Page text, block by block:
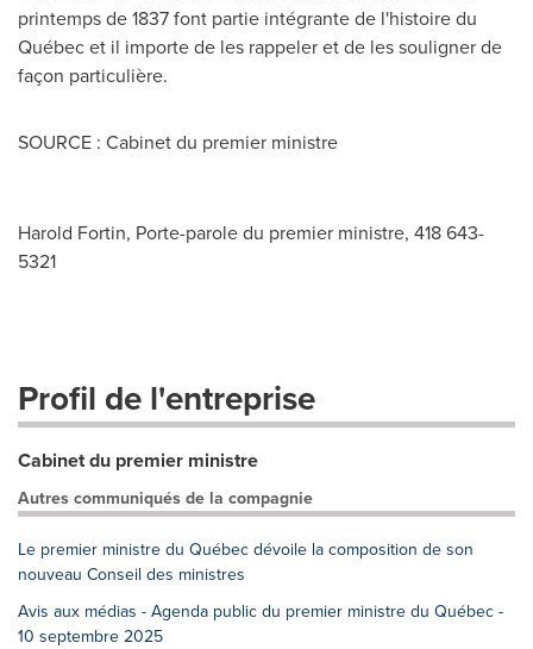
printemps de 1837 font partie intégrante de l'histoire du
Québec et il importe de les rappeler et de les souligner de
façon particulière.
SOURCE : Cabinet du premier ministre
Harold Fortin, Porte-parole du premier ministre, 418 643-
5321
Profil de l'entreprise
Cabinet du premier ministre
Autres communiqués de la compagnie
Le premier ministre du Québec dévoile la composition de son
nouveau Conseil des ministres
Avis aux médias - Agenda public du premier ministre du Québec -
10 septembre 2025